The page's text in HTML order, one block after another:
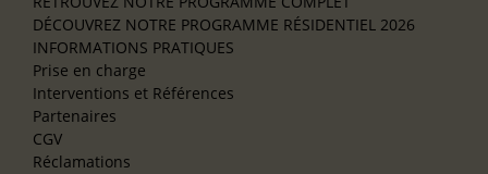
DÉCOUVREZ NOTRE PROGRAMME RÉSIDENTIEL 2026
INFORMATIONS PRATIQUES
Prise en charge
Interventions et Références
Partenaires
CGV
Réclamations